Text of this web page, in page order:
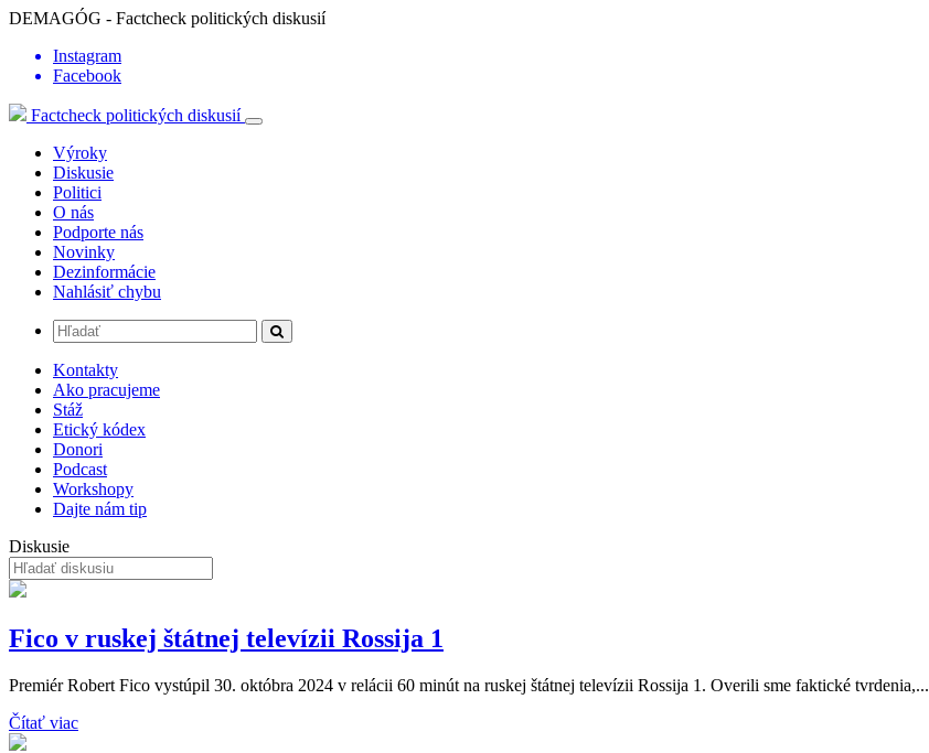
DEMAGÓG - Factcheck politických diskusií
Instagram
Facebook
Factcheck politických diskusií
Výroky
Diskusie
Politici
O nás
Podporte nás
Novinky
Dezinformácie
Nahlásiť chybu
Kontakty
Ako pracujeme
Stáž
Etický kódex
Donori
Podcast
Workshopy
Dajte nám tip
Diskusie
Fico v ruskej štátnej televízii Rossija 1
Premiér Robert Fico vystúpil 30. októbra 2024 v relácii 60 minút na ruskej štátnej televízii Rossija 1. Overili sme faktické tvrdenia,...
Čítať viac